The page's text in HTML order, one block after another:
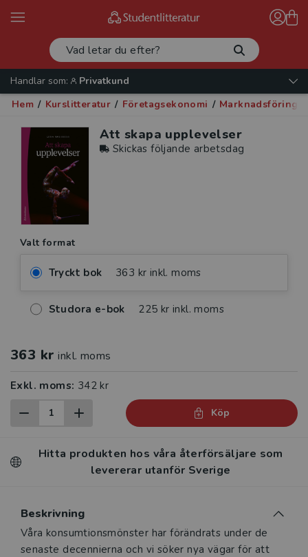
Handlar som:
Privatkund
Hem / Kurslitteratur / Företagsekonomi / Marknadsföring
Att skapa upplevelser
Skickas följande arbetsdag
Valt format
Tryckt bok 363 kr inkl. moms
Studora e-bok 225 kr inkl. moms
363 kr inkl. moms
Exkl. moms: 342 kr
Köp
Hitta produkten hos våra återförsäljare som
levererar utanför Sverige
Beskrivning
Beskrivning
Våra konsumtionsmönster har förändrats under de
senaste decennierna och vi söker nya vägar för att